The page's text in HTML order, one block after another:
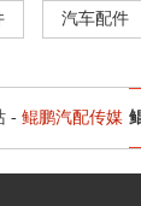
汽车配件
- 鲲鹏汽配传媒